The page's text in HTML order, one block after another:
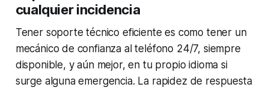
cualquier incidencia
Tener soporte técnico eficiente es como tener un
mecánico de confianza al teléfono 24/7, siempre
disponible, y aún mejor, en tu propio idioma si
surge alguna emergencia. La rapidez de respuesta